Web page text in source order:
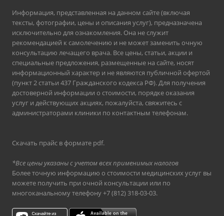
Информация, представленная на данном сайте (включая
тексты, фотографии, цены и описания услуг), предназначена
исключительно для ознакомления. Она не служит
рекомендацией к самолечению и не может заменить очную
консультацию лечащего врача. Все цены, статьи, акции и
специальные предложения, размещенные на сайте, носят
информационный характер и не являются публичной офертой
(пункт 2 статьи 437 Гражданского кодекса РФ). Для получения
достоверной информации о стоимости, порядке оказания
услуг и действующих акциях, пожалуйста, свяжитесь с
администраторами клиники по контактным телефонам.
Скачать прайс в формате pdf.
*Все цены указаны с учетом всех применимых налогов
Более точную информацию о стоимости медицинских услуг вы
можете получить при очной консультации или по
многоканальному телефону+7 (812) 318-03-03.